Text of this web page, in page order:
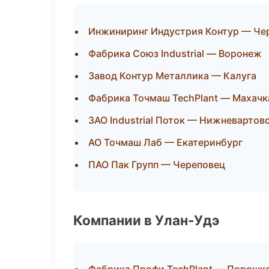
Инжиниринг Индустрия Контур —
Фабрика Союз Industrial — Воронеж
Завод Контур Металлика — Калуга
Фабрика Точмаш TechPlant —
ЗАО Industrial Поток —
АО Точмаш Лаб — Екатеринбург
ПАО Пак Групп — Череповец
Компании в Улан-Удэ